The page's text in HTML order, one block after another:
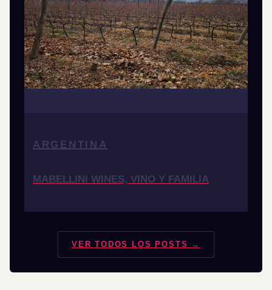
ARGENTINA
MABELLINI WINES, VINO Y FAMILIA
VER TODOS LOS POSTS →